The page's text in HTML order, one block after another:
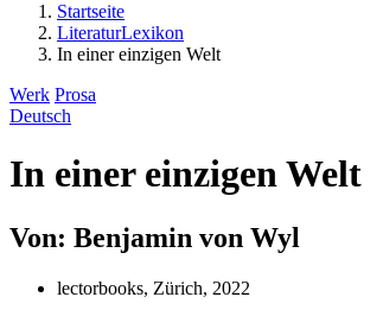
Startseite
LiteraturLexikon
In einer einzigen Welt
Werk Prosa
Deutsch
In einer einzigen Welt
Von: Benjamin von Wyl
lectorbooks, Zürich, 2022